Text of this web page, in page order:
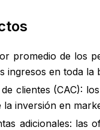
promedio de los
ingresos en toda la
clientes (CAC):
inversión en
adicionales: las